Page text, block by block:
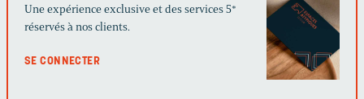
Une expérience exclusive et des services 5*
réservés à nos clients.
SE CONNECTER